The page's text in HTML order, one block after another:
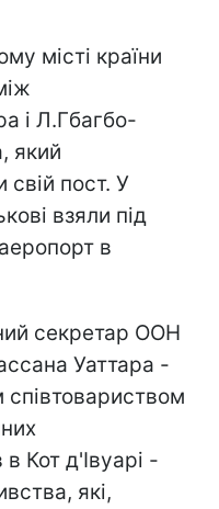
місті країни
і Л.Гбагбо-
який
свій пост. У
взяли під
в
секретар ООН
Уаттара -
Кот д'Івуарі -
які,